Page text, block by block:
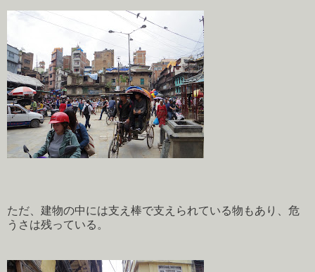
ただ、建物の中には支え棒で支えられている物もあり、危
うさは残っている。